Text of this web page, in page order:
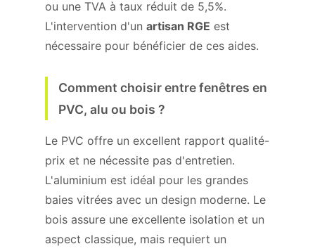
ou une TVA à taux réduit de 5,5%.
L'intervention d'un artisan RGE est
nécessaire pour bénéficier de ces aides.
Comment choisir entre fenêtres en
PVC, alu ou bois ?
Le PVC offre un excellent rapport qualité-
prix et ne nécessite pas d'entretien.
L'aluminium est idéal pour les grandes
baies vitrées avec un design moderne. Le
bois assure une excellente isolation et un
aspect classique, mais requiert un